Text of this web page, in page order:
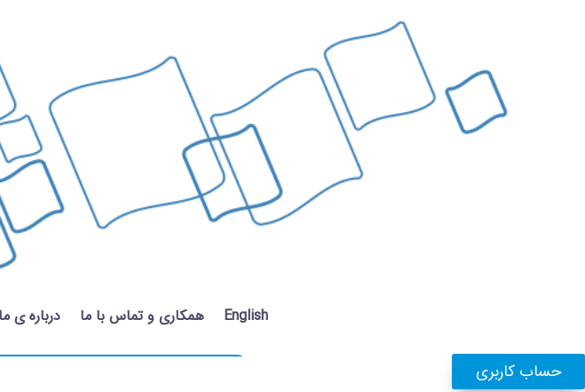
درباره ی ما همکاری و تماس با ما English
حساب کاربری